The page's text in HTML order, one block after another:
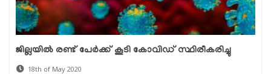
ജില്ലയില്‍ രണ്ട് പേര്‍ക്ക് കൂടി കോവിഡ് സ്ഥിരീകരിച്ചു
18th of May 2020